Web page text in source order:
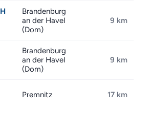
Brandenburg
an der Havel
(Dom)
9 km
Brandenburg
an der Havel
(Dom)
9 km
Premnitz 17 km